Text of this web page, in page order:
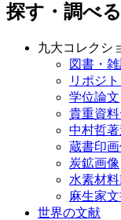
探す・調べる
九大コレクシ
図書・
リポジト
学位論文
貴重資
中村哲
蔵書印画
炭鉱画像
水素材
麻生家
世界の文献